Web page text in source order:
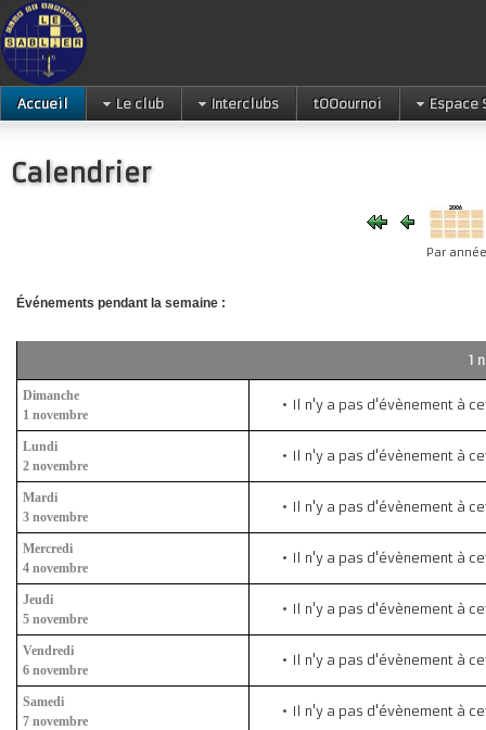
Accueil Le club Interclubs tOOournoi Espace
Calendrier
Par année
Événements pendant la semaine :
Dimanche
1 novembre
Il n'y a pas d'évènement à
Lundi
2 novembre
Il n'y a pas d'évènement à
Mardi
3 novembre
Il n'y a pas d'évènement à
Mercredi
4 novembre
Il n'y a pas d'évènement à
Jeudi
5 novembre
Il n'y a pas d'évènement à
Vendredi
6 novembre
Il n'y a pas d'évènement à
Samedi
7 novembre
Il n'y a pas d'évènement à